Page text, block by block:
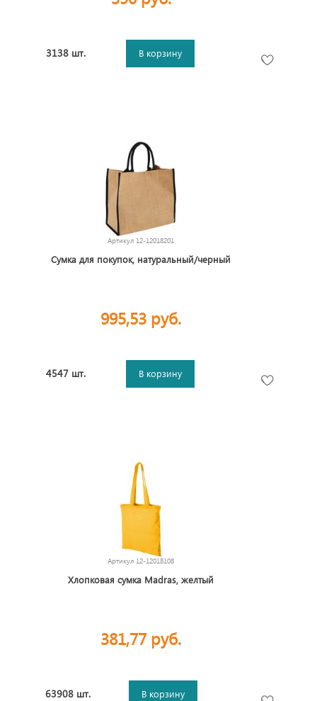
3138 шт. В корзину
Артикул 12-12018201
Сумка для покупок, натуральный/черный
995,53 руб.
4547 шт. В корзину
Артикул 12-12018108
Хлопковая сумка Madras, желтый
381,77 руб.
63908 шт. В корзину